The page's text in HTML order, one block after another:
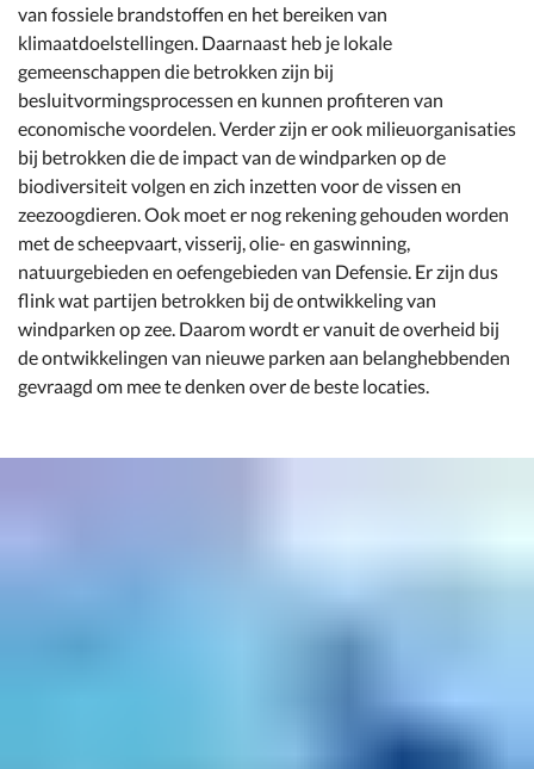
van fossiele brandstoffen en het bereiken van
klimaatdoelstellingen. Daarnaast heb je lokale
gemeenschappen die betrokken zijn bij
besluitvormingsprocessen en kunnen profiteren van
economische voordelen. Verder zijn er ook milieuorganisaties
bij betrokken die de impact van de windparken op de
biodiversiteit volgen en zich inzetten voor de vissen en
zeezoogdieren. Ook moet er nog rekening gehouden worden
met de scheepvaart, visserij, olie- en gaswinning,
natuurgebieden en oefengebieden van Defensie. Er zijn dus
flink wat partijen betrokken bij de ontwikkeling van
windparken op zee. Daarom wordt er vanuit de overheid bij
de ontwikkelingen van nieuwe parken aan belanghebbenden
gevraagd om mee te denken over de beste locaties.